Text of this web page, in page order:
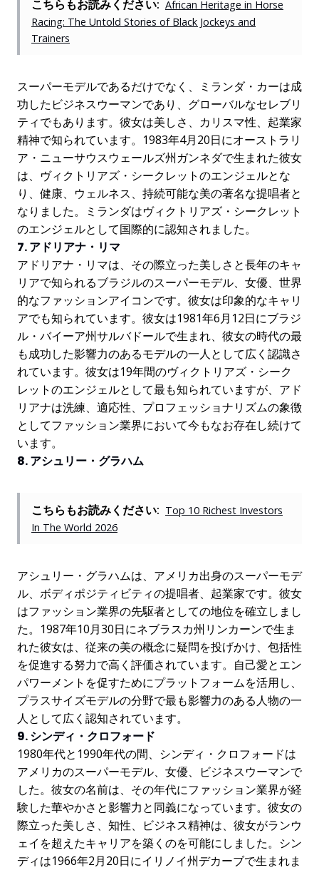
こちらもお読みください: African Heritage in Horse
Racing: The Untold Stories of Black Jockeys and
Trainers
スーパーモデルであるだけでなく、ミランダ・カーは成
功したビジネスウーマンであり、グローバルなセレブリ
ティでもあります。彼女は美しさ、カリスマ性、起業家
精神で知られています。1983年4月20日にオーストラリ
ア・ニューサウスウェールズ州ガンネダで生まれた彼女
は、ヴィクトリアズ・シークレットのエンジェルとな
り、健康、ウェルネス、持続可能な美の著名な提唱者と
なりました。ミランダはヴィクトリアズ・シークレット
のエンジェルとして国際的に認知されました。
7. アドリアナ・リマ
アドリアナ・リマは、その際立った美しさと長年のキャ
リアで知られるブラジルのスーパーモデル、女優、世界
的なファッションアイコンです。彼女は印象的なキャリ
アでも知られています。彼女は1981年6月12日にブラジ
ル・バイーア州サルバドールで生まれ、彼女の時代の最
も成功した影響力のあるモデルの一人として広く認識さ
れています。彼女は19年間のヴィクトリアズ・シーク
レットのエンジェルとして最も知られていますが、アド
リアナは洗練、適応性、プロフェッショナリズムの象徴
としてファッション業界において今もなお存在し続けて
います。
8. アシュリー・グラハム
こちらもお読みください: Top 10 Richest Investors
In The World 2026
アシュリー・グラハムは、アメリカ出身のスーパーモデ
ル、ボディポジティビティの提唱者、起業家です。彼女
はファッション業界の先駆者としての地位を確立しまし
た。1987年10月30日にネブラスカ州リンカーンで生ま
れた彼女は、従来の美の概念に疑問を投げかけ、包括性
を促進する努力で高く評価されています。自己愛とエン
パワーメントを促すためにプラットフォームを活用し、
プラスサイズモデルの分野で最も影響力のある人物の一
人として広く認知されています。
9. シンディ・クロフォード
1980年代と1990年代の間、シンディ・クロフォードは
アメリカのスーパーモデル、女優、ビジネスウーマンで
した。彼女の名前は、その年代にファッション業界が経
験した華やかさと影響力と同義になっています。彼女の
際立った美しさ、知性、ビジネス精神は、彼女がランウ
ェイを超えたキャリアを築くのを可能にしました。シン
ディは1966年2月20日にイリノイ州デカーブで生まれま